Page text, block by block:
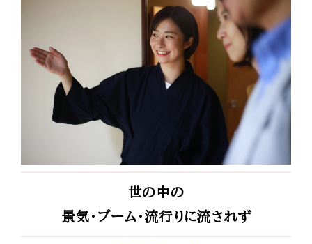
世の中の
景気・ブーム・流行りに流されず